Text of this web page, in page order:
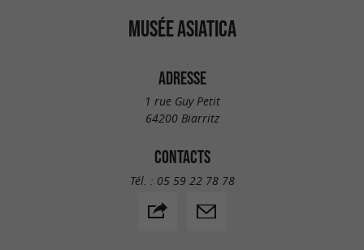
MUSÉE ASIATICA
ADRESSE
1 rue Guy Petit
64200 Biarritz
CONTACTS
Tél. : 05 59 22 78 78